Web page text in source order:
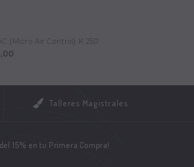
(Micro Air Control) K 250
Talleres Magistrales
15% en tu Primera Compra!